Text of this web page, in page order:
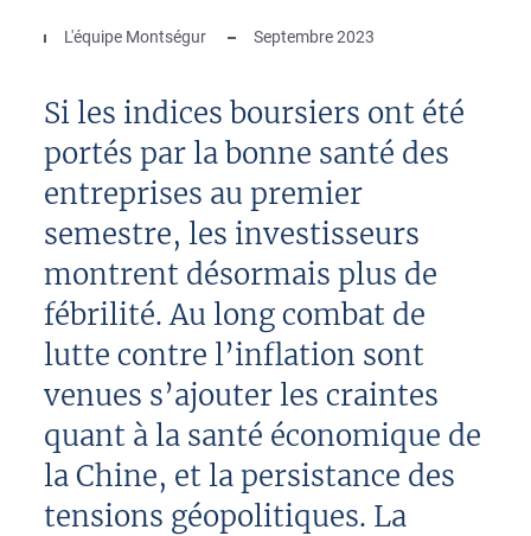
L'équipe Montségur Septembre 2023
Si les indices boursiers ont été
portés par la bonne santé des
entreprises au premier
semestre, les investisseurs
montrent désormais plus de
fébrilité. Au long combat de
lutte contre l’inflation sont
venues s’ajouter les craintes
quant à la santé économique de
la Chine, et la persistance des
tensions géopolitiques. La